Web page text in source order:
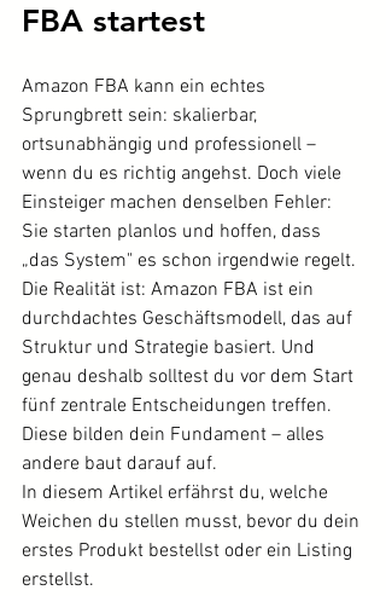
FBA startest
Amazon FBA kann ein echtes
Sprungbrett sein: skalierbar,
ortsunabhängig und professionell –
wenn du es richtig angehst. Doch viele
Einsteiger machen denselben Fehler:
Sie starten planlos und hoffen, dass
„das System" es schon irgendwie regelt.
Die Realität ist: Amazon FBA ist ein
durchdachtes Geschäftsmodell, das auf
Struktur und Strategie basiert. Und
genau deshalb solltest du vor dem Start
fünf zentrale Entscheidungen treffen.
Diese bilden dein Fundament – alles
andere baut darauf auf.
In diesem Artikel erfährst du, welche
Weichen du stellen musst, bevor du dein
erstes Produkt bestellst oder ein Listing
erstellst.